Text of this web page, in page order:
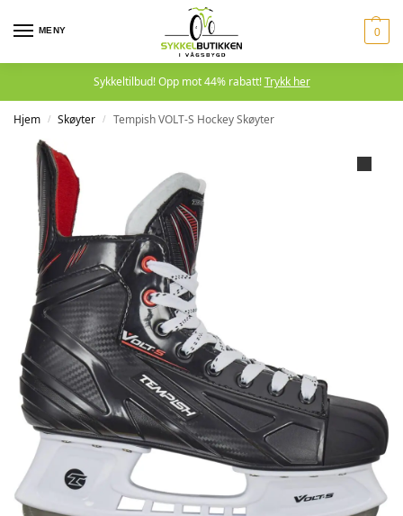
MENY 0
Sykkeltilbud! Opp mot 44% rabatt!Trykk her
Hjem / Skøyter / Tempish VOLT-S Hockey Skøyter